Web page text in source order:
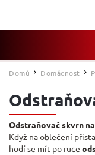
Domů / Domácnost /
Odstraňovač skvrn
Když na oblečení
hodí se mít po ruce